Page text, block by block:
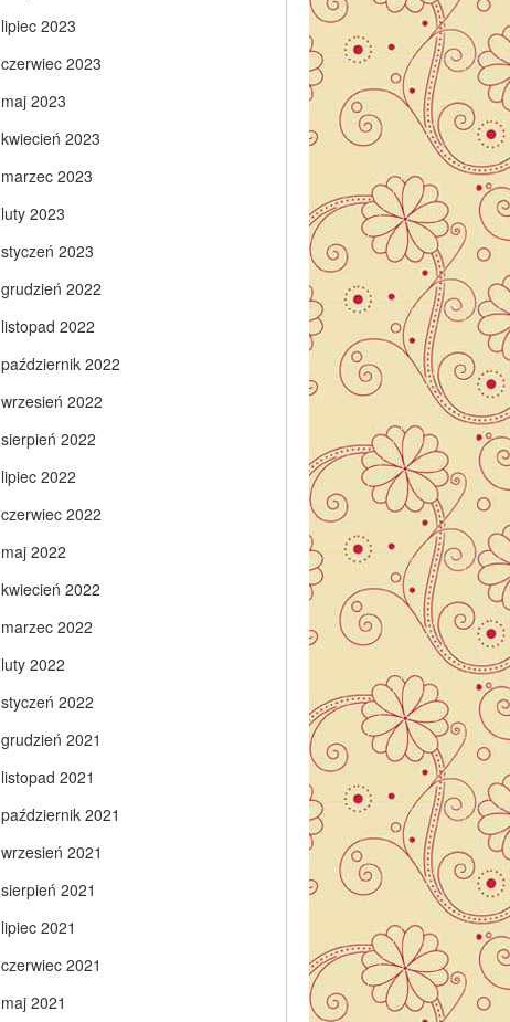
lipiec 2023
czerwiec 2023
maj 2023
kwiecień 2023
marzec 2023
luty 2023
styczeń 2023
grudzień 2022
listopad 2022
październik 2022
wrzesień 2022
sierpień 2022
lipiec 2022
czerwiec 2022
maj 2022
kwiecień 2022
marzec 2022
luty 2022
styczeń 2022
grudzień 2021
listopad 2021
październik 2021
wrzesień 2021
sierpień 2021
lipiec 2021
czerwiec 2021
maj 2021